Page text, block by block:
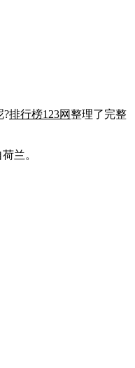
?排行榜123网整理了完整
兰。